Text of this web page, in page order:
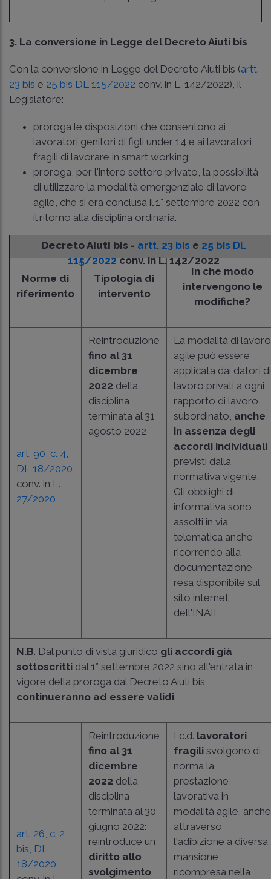
3. La conversione in Legge del Decreto Aiuti bis
Con la conversione in Legge del Decreto Aiuti bis (artt.
23 bis e 25 bis DL 115/2022 conv. in L. 142/2022), il
Legislatore:
proroga le disposizioni che consentono ai
lavoratori genitori di figli under 14 e ai lavoratori
fragili di lavorare in smart working;
proroga, per l'intero settore privato, la possibilità
di utilizzare la modalità emergenziale di lavoro
agile, che si era conclusa il 1° settembre 2022 con
il ritorno alla disciplina ordinaria.
Decreto Aiuti bis - artt. 23 bis e 25 bis DL
115/2022conv. inL. 142/2022
Norme di
riferimento
Tipologia di
intervento
In che modo
intervengono le
modifiche?
art. 90, c. 4,
DL 18/2020
conv. in L.
27/2020
Reintroduzione
fino al 31
dicembre
2022 della
disciplina
terminata al 31
agosto 2022
La modalità di lavoro
agile può essere
applicata dai datori di
lavoro privati a ogni
rapporto di lavoro
subordinato, anche
in assenza degli
accordi individuali
previsti dalla
normativa vigente.
Gli obblighi di
informativa sono
assolti in via
telematica anche
ricorrendo alla
documentazione
resa disponibile sul
sito internet
dell'INAIL
N.B. Dal punto di vista giuridico gli accordi già
sottoscritti dal 1° settembre 2022 sino all'entrata in
vigore della proroga dal Decreto Aiuti bis
continueranno ad essere validi.
art. 26, c. 2
bis, DL
18/2020
Reintroduzione
fino al 31
dicembre
2022 della
disciplina
terminata al 30
giugno 2022:
reintroduce un
diritto allo
svolgimento
I c.d. lavoratori
fragili svolgono di
norma la
prestazione
lavorativa in
modalità agile, anche
attraverso
l'adibizione a diversa
mansione
ricompresa nella